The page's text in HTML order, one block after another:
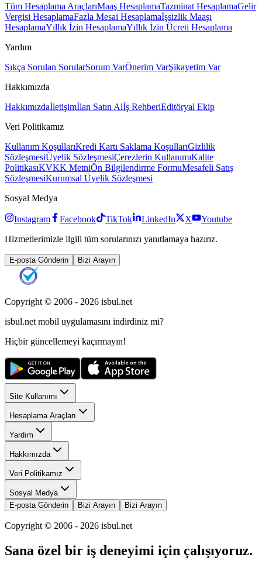
Tüm Hesaplama AraçlarıMaaş HesaplamaTazminat HesaplamaGelir
Vergisi HesaplamaFazla Mesai Hesaplamaİşsizlik Maaşı
HesaplamaYıllık İzin HesaplamaYıllık İzin Ücreti Hesaplama
Yardım
Sıkça Sorulan SorularSorum VarÖnerim VarŞikayetim Var
Hakkımızda
Hakkımızdaİletişimİlan Satın Alİş RehberiEditöryal Ekip
Veri Politikamız
Kullanım KoşullarıKredi Kartı Saklama KoşullarıGizlilik
SözleşmesiÜyelik SözleşmesiÇerezlerin KullanımıKalite
PolitikasıKVKK MetniÖn Bilgilendirme FormuMesafeli Satış
SözleşmesiKurumsal Üyelik Sözleşmesi
Sosyal Medya
Instagram Facebook TikTok LinkedIn X
Youtube
Hizmetlerimizle ilgili tüm sorularınızı yanıtlamaya hazırız.
E-posta Gönderin Bizi Arayın
Copyright © 2006 - 2026 isbul.net
isbul.net mobil uygulamasını indirdiniz mi?
Hiçbir güncellemeyi kaçırmayın!
Site Kullanımı
Hesaplama Araçları
Yardım
Hakkımızda
Veri Politikamız
Sosyal Medya
E-posta Gönderin
Bizi Arayın Bizi Arayın
Copyright © 2006 - 2026 isbul.net
Sana özel bir iş deneyimi için çalışıyoruz.